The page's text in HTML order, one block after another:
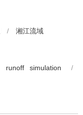
/ 湘江流域
runoff simulation
/